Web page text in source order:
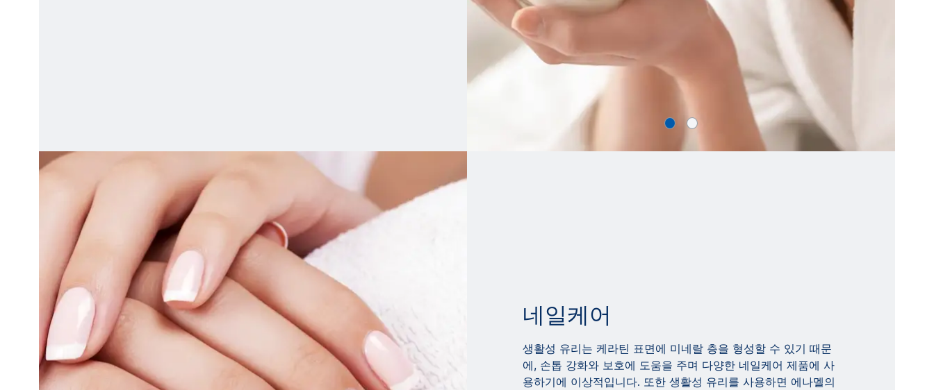
네일케어
생활성 유리는 케라틴 표면에 미네랄 층을 형성할 수 있기 때문
에, 손톱 강화와 보호에 도움을 주며 다양한 네일케어 제품에 사
용하기에 이상적입니다. 또한 생활성 유리를 사용하면 에나멜의